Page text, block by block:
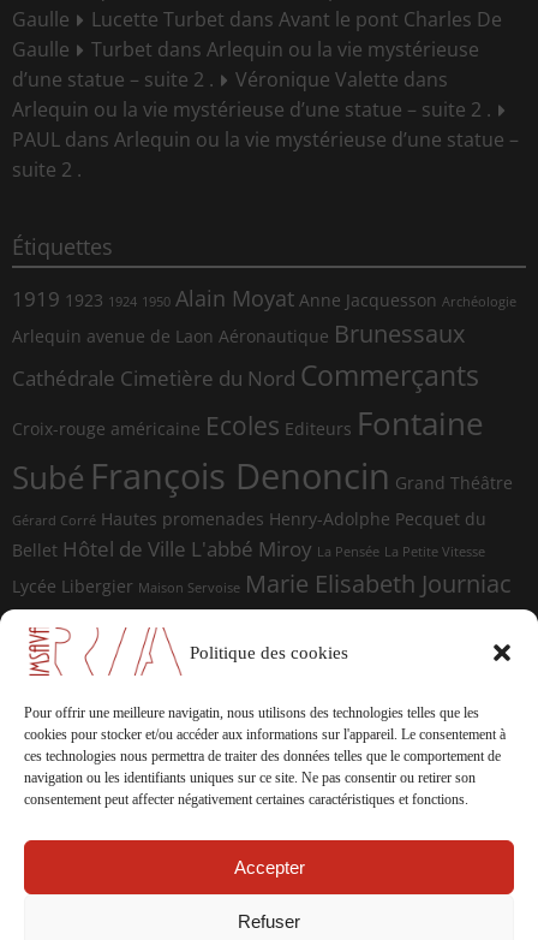
Politique des cookies
Pour offrir une meilleure navigatin, nous utilisons des technologies telles que les
cookies pour stocker et/ou accéder aux informations sur l'appareil. Le consentement à
ces technologies nous permettra de traiter des données telles que le comportement de
navigation ou les identifiants uniques sur ce site. Ne pas consentir ou retirer son
consentement peut affecter négativement certaines caractéristiques et fonctions.
Accepter
Refuser
Gaulle
Lucette Turbet dans Avant le pont Charles De
Gaulle
Turbet dans Arlequin ou la vie mystérieuse
d’une statue – suite 2 .
Véronique Valette dans
Arlequin ou la vie mystérieuse d’une statue – suite 2 .
PAUL dans Arlequin ou la vie mystérieuse d’une statue –
suite 2 .
Étiquettes
1919 1923 1924 1950 Alain Moyat Anne Jacquesson Archéologie
Arlequin avenue de Laon Aéronautique Brunessaux
Cathédrale Cimetière du Nord Commerçants
Croix-rouge américaine Ecoles Editeurs Fontaine
Subé François Denoncin Grand Théâtre
Gérard Corré Hautes promenades Henry-Adolphe Pecquet du
Bellet Hôtel de Ville L'abbé Miroy La Pensée La Petite Vitesse
Lycée Libergier Maison Servoise Marie Elisabeth Journiac
Marie Elisabeth Journiac Audigou
Photographes Place d'Erlon place du Forum
Rue de la
Magdeleine
Rue de Soissons Rue de Vesle Rue du Temple
Saint-MarceauxsculpturesThomas
Geffrelot théâtre Tranchées
La documentation de